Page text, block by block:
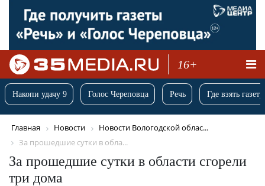
16+
Накопи удачу 9 Голос Череповца Речь Где взять
Главная Новости
Новости Вологодской облас...
За прошедшие сутки в обла...
За прошедшие сутки в области сгорели
три дома